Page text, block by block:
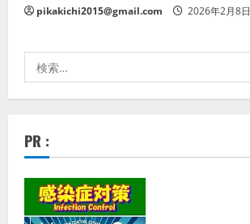
pikakichi2015@gmail.com 2026年2月8日
索:
PR :